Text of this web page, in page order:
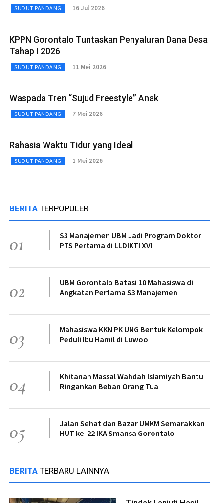
SUDUT PANDANG 16 Jul 2026
KPPN Gorontalo Tuntaskan Penyaluran Dana Desa
Tahap I 2026
SUDUT PANDANG 11 Mei 2026
Waspada Tren “Sujud Freestyle” Anak
SUDUT PANDANG 7 Mei 2026
Rahasia Waktu Tidur yang Ideal
SUDUT PANDANG 1 Mei 2026
BERITA TERPOPULER
01
S3 Manajemen UBM Jadi Program Doktor
PTS Pertama di LLDIKTI XVI
02
UBM Gorontalo Batasi 10 Mahasiswa di
Angkatan Pertama S3 Manajemen
03
Mahasiswa KKN PK UNG Bentuk Kelompok
Peduli Ibu Hamil di Luwoo
04
Khitanan Massal Wahdah Islamiyah Bantu
Ringankan Beban Orang Tua
05
Jalan Sehat dan Bazar UMKM Semarakkan
HUT ke-22 IKA Smansa Gorontalo
BERITA TERBARU LAINNYA